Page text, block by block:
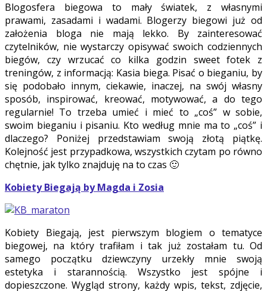
Blogosfera biegowa to mały światek, z własnymi
prawami, zasadami i wadami. Blogerzy biegowi już od
założenia bloga nie mają lekko. By zainteresować
czytelników, nie wystarczy opisywać swoich codziennych
biegów, czy wrzucać co kilka godzin sweet fotek z
treningów, z informacją: Kasia biega. Pisać o bieganiu, by
się podobało innym, ciekawie, inaczej, na swój własny
sposób, inspirować, kreować, motywować, a do tego
regularnie! To trzeba umieć i mieć to „coś” w sobie,
swoim bieganiu i pisaniu. Kto według mnie ma to „coś” i
dlaczego? Poniżej przedstawiam swoją złotą piątkę.
Kolejność jest przypadkowa, wszystkich czytam po równo
chętnie, jak tylko znajduję na to czas 🙂
Kobiety Biegają by Magda i Zosia
Kobiety Biegają, jest pierwszym blogiem o tematyce
biegowej, na który trafiłam i tak już zostałam tu. Od
samego początku dziewczyny urzekły mnie swoją
estetyka i starannością. Wszystko jest spójne i
dopieszczone. Wygląd strony, każdy wpis, tekst, zdjęcie,